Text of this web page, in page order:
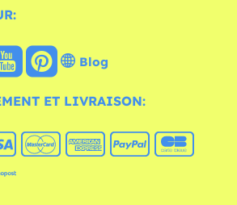
Blog
ET LIVRAISON: